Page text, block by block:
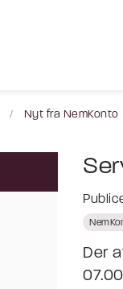
Nyt fra NemKonto
Der